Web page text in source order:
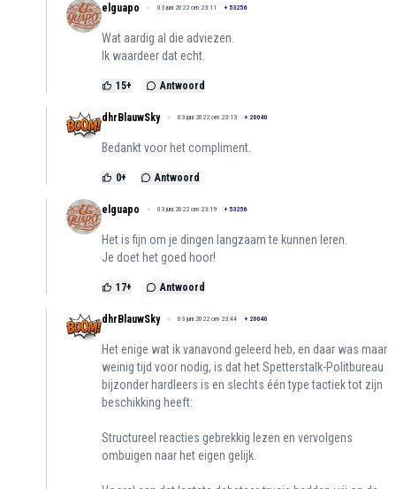
elguapo 03 juni 2022 om 23:11 + 53256
Wat aardig al die adviezen.
Ik waardeer dat echt.
15+ Antwoord
dhrBlauwSky 03 juni 2022 om 23:13 + 20040
Bedankt voor het compliment.
0+ Antwoord
elguapo 03 juni 2022 om 23:19 + 53256
Het is fijn om je dingen langzaam te kunnen leren.
Je doet het goed hoor!
17+ Antwoord
dhrBlauwSky 03 juni 2022 om 23:44 + 20040
Het enige wat ik vanavond geleerd heb, en daar was maar
weinig tijd voor nodig, is dat het Spetterstalk-Politbureau
bijzonder hardleers is en slechts één type tactiek tot zijn
beschikking heeft:
Structureel reacties gebrekkig lezen en vervolgens
ombuigen naar het eigen gelijk.